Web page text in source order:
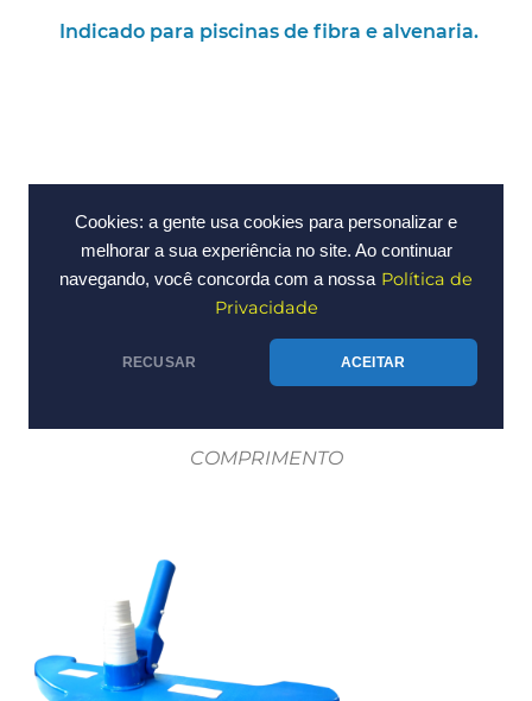
Cookies: a gente usa cookies para personalizar e
melhorar a sua experiência no site. Ao continuar
navegando, você concorda com a nossa Política de
Privacidade
RECUSAR ACEITAR
Indicado para piscinas de fibra e alvenaria.
COMPRIMENTO